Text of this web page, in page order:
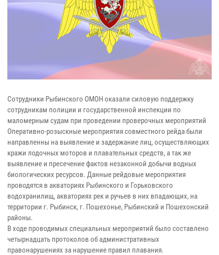
Сотрудники Рыбинского ОМОН оказали силовую поддержку
сотрудникам полиции и государственной инспекции по
маломерным судам при проведении проверочных мероприятий
Оперативно-розыскные мероприятия совместного рейда были
направленны на выявление и задержание лиц, осуществляющих
кражи лодочных моторов и плавательных средств, а так же
выявление и пресечение фактов незаконной добычи водных
биологических ресурсов. Данные рейдовые мероприятия
проводятся в акваториях Рыбинского и Горьковского
водохранилищ, акваториях рек и ручьев в них впадающих, на
территории г. Рыбинск, г. Пошехонье, Рыбинский и Пошехонский
районы.
В ходе проводимых специальных мероприятий было составлено
четырнадцать протоколов об административных
правонарушениях за нарушение правил плавания.